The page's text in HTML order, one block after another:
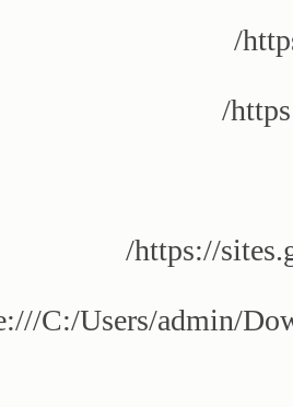
https://
C:/Users/admin/